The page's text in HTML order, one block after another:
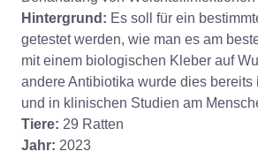
Hintergrund: Es soll für ein
getestet werden, wie man es am
mit einem biologischen Kleber auf
andere Antibiotika wurde dies bereits
und in klinischen Studien am
Tiere: 29 Ratten
Jahr: 2023